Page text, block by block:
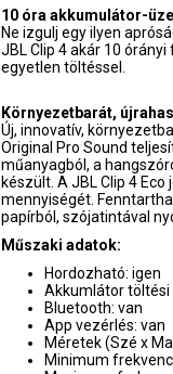
10 óra akkumulátor-
Ne izgulj egy ilyen
JBL Clip 4 akár 10
egyetlen töltéssel.
Környezetbarát,
Új, innovatív,
Original Pro Sound
műanyagból, a
készült. A JBL Clip 4
mennyiségét.
papírból, szójatintával
Műszaki adatok:
Hordozható: igen
Akkumlátor töltési
Bluetooth: van
App vezérlés: van
Méretek (Szé x
Minimum